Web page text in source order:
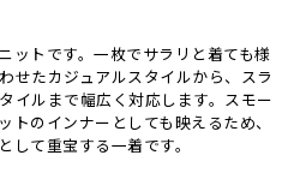
ットです。一枚でサラリと着ても様
せたカジュアルスタイルから、スラ
イルまで幅広く対応します。スモー
のインナーとしても映えるため、
て重宝する一着です。